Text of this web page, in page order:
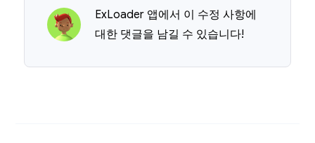
ExLoader 앱에서 이 수정 사항에
대한 댓글을 남길 수 있습니다!